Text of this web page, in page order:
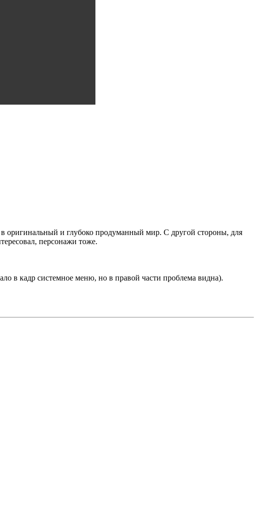
оригинальный и глубоко продуманный мир. С другой стороны, для
персонажи тоже.
в кадр системное меню, но в правой части проблема видна).